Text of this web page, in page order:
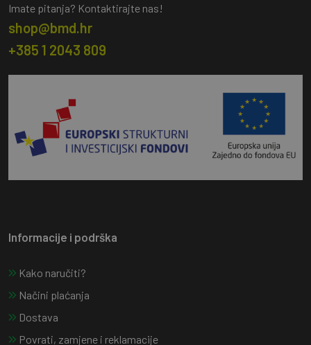
Imate pitanja? Kontaktirajte nas!
shop@bmd.hr
+385 1 2043 809
Informacije i podrška
Kako naručiti?
Načini plaćanja
Dostava
Povrati, zamjene i reklamacije